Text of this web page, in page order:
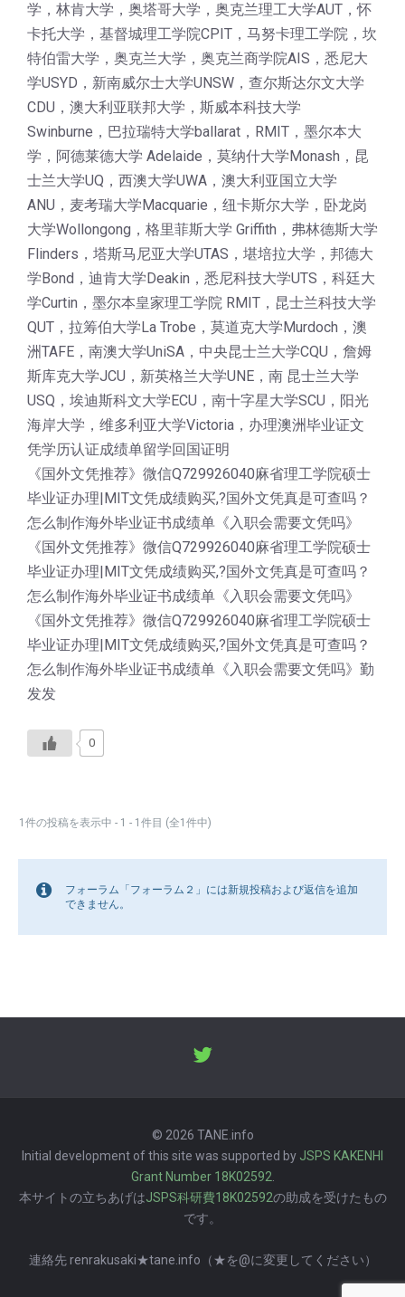
学，林肯大学，奥塔哥大学，奥克兰理工大学AUT，怀
卡托大学，基督城理工学院CPIT，马努卡理工学院，坎
特伯雷大学，奥克兰大学，奥克兰商学院AIS，悉尼大
学USYD，新南威尔士大学UNSW，查尔斯达尔文大学
CDU，澳大利亚联邦大学，斯威本科技大学
Swinburne，巴拉瑞特大学ballarat，RMIT，墨尔本大
学，阿德莱德大学 Adelaide，莫纳什大学Monash，昆
士兰大学UQ，西澳大学UWA，澳大利亚国立大学
ANU，麦考瑞大学Macquarie，纽卡斯尔大学，卧龙岗
大学Wollongong，格里菲斯大学 Griffith，弗林德斯大学
Flinders，塔斯马尼亚大学UTAS，堪培拉大学，邦德大
学Bond，迪肯大学Deakin，悉尼科技大学UTS，科廷大
学Curtin，墨尔本皇家理工学院 RMIT，昆士兰科技大学
QUT，拉筹伯大学La Trobe，莫道克大学Murdoch，澳
洲TAFE，南澳大学UniSA，中央昆士兰大学CQU，詹姆
斯库克大学JCU，新英格兰大学UNE，南 昆士兰大学
USQ，埃迪斯科文大学ECU，南十字星大学SCU，阳光
海岸大学，维多利亚大学Victoria，办理澳洲毕业证文
凭学历认证成绩单留学回国证明
《国外文凭推荐》微信Q729926040麻省理工学院硕士
毕业证办理|MIT文凭成绩购买,?国外文凭真是可查吗？
怎么制作海外毕业证书成绩单《入职会需要文凭吗》
《国外文凭推荐》微信Q729926040麻省理工学院硕士
毕业证办理|MIT文凭成绩购买,?国外文凭真是可查吗？
怎么制作海外毕业证书成绩单《入职会需要文凭吗》
《国外文凭推荐》微信Q729926040麻省理工学院硕士
毕业证办理|MIT文凭成绩购买,?国外文凭真是可查吗？
怎么制作海外毕业证书成绩单《入职会需要文凭吗》勤
发发
0
1件の投稿を表示中 - 1 - 1件目 (全1件中)
フォーラム「フォーラム２」には新規投稿および返信を追加
できません。
© 2026 TANE.info
Initial development of this site was supported by JSPS KAKENHI
Grant Number 18K02592
本サイトの立ちあげはJSPS科研費18K02592の助成を受けたもの
です。
連絡先 renrakusaki★tane.info（★を@に変更してください）